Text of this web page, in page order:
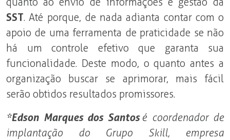
SST. Até porque, de nada adianta contar com o
apoio de uma ferramenta de praticidade se não
há um controle efetivo que garanta sua
funcionalidade. Deste modo, o quanto antes a
organização buscar se aprimorar, mais fácil
serão obtidos resultados promissores.
*Edson Marques dos Santosé coordenador de
implantação do Grupo Skill, empresa